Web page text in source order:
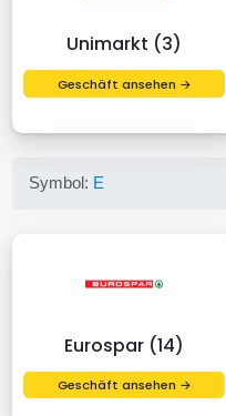
Unimarkt (3)
Geschäft ansehen →
Symbol: E
Eurospar (14)
Geschäft ansehen →